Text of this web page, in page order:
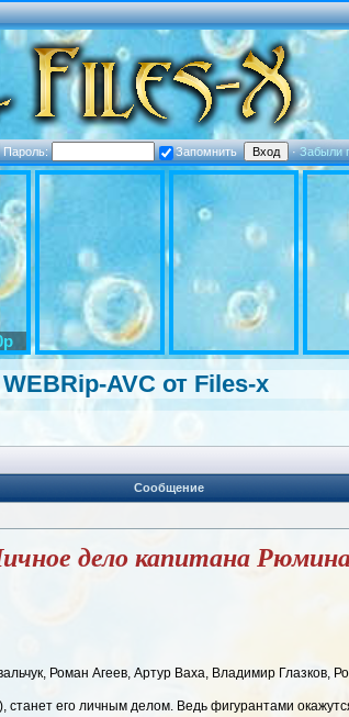
Пароль: Запомнить ·Забыли
AVC от Files-x
Сообщение
дело капитана
Роман Агеев, Артур Ваха, Владимир Глазков,
его личным делом. Ведь фигурантами